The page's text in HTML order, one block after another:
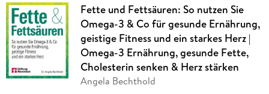
Fette und Fettsäuren: So nutzen Sie
Omega-3 & Co für gesunde Ernährung,
geistige Fitness und ein starkes Herz |
Omega-3 Ernährung, gesunde Fette,
Cholesterin senken & Herz stärken
Angela Bechthold